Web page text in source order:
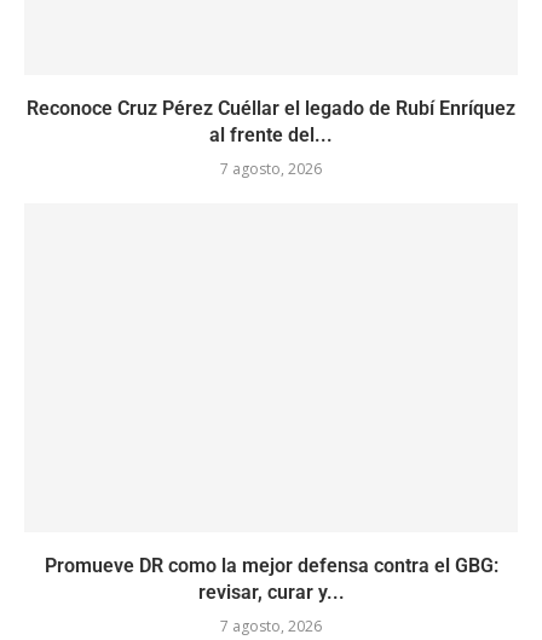
Reconoce Cruz Pérez Cuéllar el legado de Rubí Enríquez
al frente del...
7 agosto, 2026
Promueve DR como la mejor defensa contra el GBG:
revisar, curar y...
7 agosto, 2026